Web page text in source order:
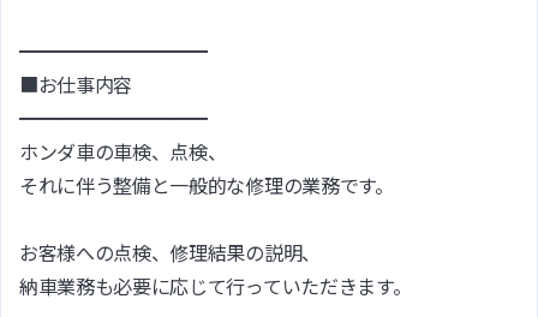
━━━━━━━━━━
■お仕事内容
━━━━━━━━━━
ホンダ車の車検、点検、
それに伴う整備と一般的な修理の業務です。
お客様への点検、修理結果の説明、
納車業務も必要に応じて行っていただきます。